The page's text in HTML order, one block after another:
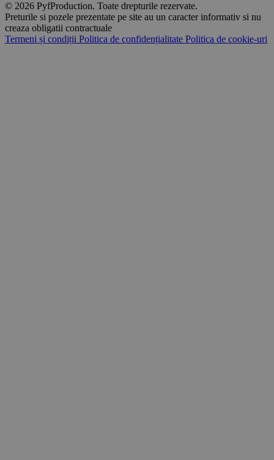
© 2026 PyfProduction. Toate drepturile rezervate.
Preturile si pozele prezentate pe site au un caracter informativ si nu
creaza obligatii contractuale
Termeni și condiții Politica de confidențialitate Politica de cookie-uri